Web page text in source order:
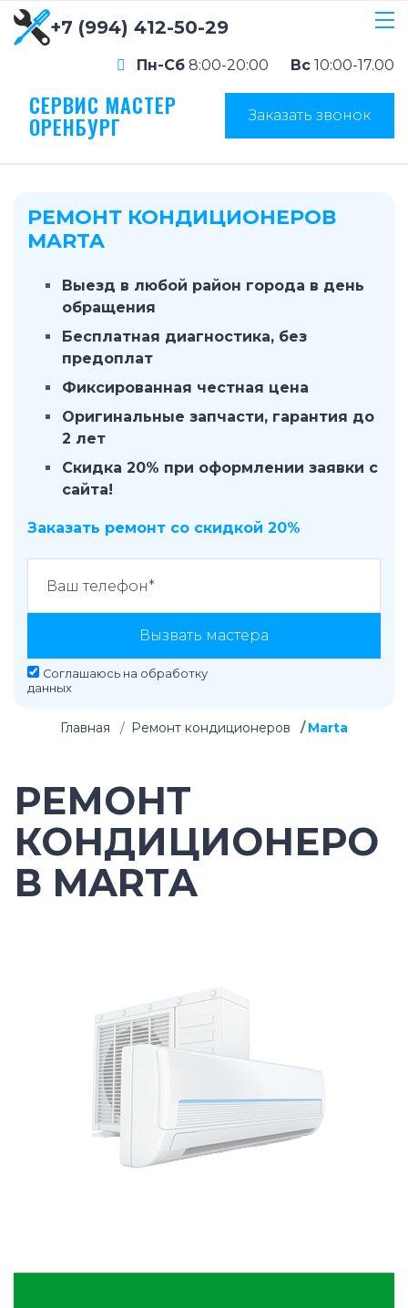
+7 (994) 412-50-29
Пн-Сб 8:00-20:00 Вс 10:00-17.00
СЕРВИС МАСТЕР
ОРЕНБУРГ Заказать звонок
РЕМОНТ КОНДИЦИОНЕРОВ
MARTA
Выезд в любой район города в день
обращения
Бесплатная диагностика, без
предоплат
Фиксированная честная цена
Оригинальные запчасти, гарантия до
2 лет
Скидка 20% при оформлении заявки с
сайта!
Заказать ремонт со скидкой 20%
Вызвать мастера
Соглашаюсь на обработку
данных
Главная Ремонт кондиционеров Marta
РЕМОНТ
КОНДИЦИОНЕРО
В MARTA